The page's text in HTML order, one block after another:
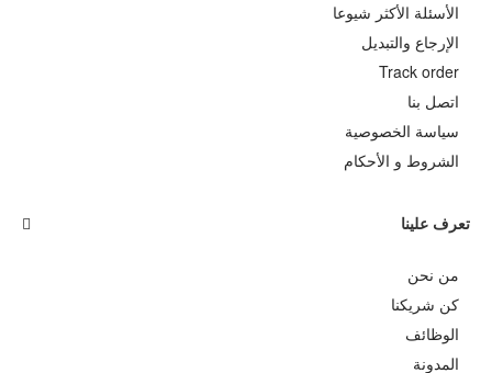
الأسئلة الأكثر شيوعا
الإرجاع والتبديل
Track order
اتصل بنا
سياسة الخصوصية
الشروط و اﻷحكام
تعرف علينا
من نحن
كن شريكنا
الوظائف
المدونة